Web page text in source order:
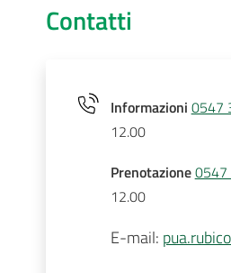
Contatti
Informazioni 0547
12.00
Prenotazione
12.00
E-mail: